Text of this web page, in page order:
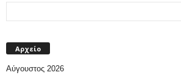
Αρχείο
Αύγουστος 2026